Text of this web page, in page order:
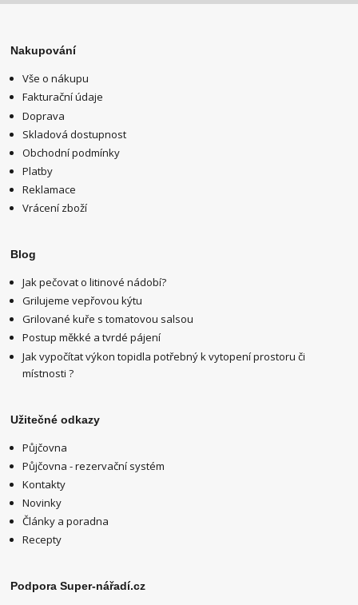
Nakupování
Vše o nákupu
Fakturační údaje
Doprava
Skladová dostupnost
Obchodní podmínky
Platby
Reklamace
Vrácení zboží
Blog
Jak pečovat o litinové nádobí?
Grilujeme vepřovou kýtu
Grilované kuře s tomatovou salsou
Postup měkké a tvrdé pájení
Jak vypočítat výkon topidla potřebný k vytopení prostoru či
místnosti ?
Užitečné odkazy
Půjčovna
Půjčovna - rezervační systém
Kontakty
Novinky
Články a poradna
Recepty
Podpora Super-nářadí.cz